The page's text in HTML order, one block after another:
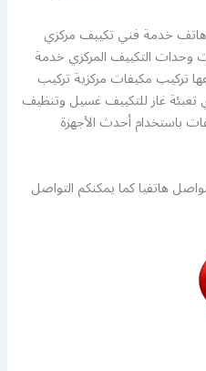
هاتف خدمة فني تكييف مركزي
التكييف المركزي خدمة
تركيب مكيفات مركزية تركيب
غاز للتكييف غسيل وتنظيف
باستخدام أحدث الأجهزة
هاتفيا كما يمكنكم التواصل